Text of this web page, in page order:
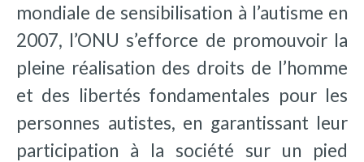
mondiale de sensibilisation à l’autisme en
2007, l’ONU s’efforce de promouvoir la
pleine réalisation des droits de l’homme
et des libertés fondamentales pour les
personnes autistes, en garantissant leur
participation à la société sur un pied